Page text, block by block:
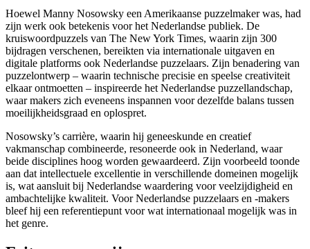
Hoewel Manny Nosowsky een Amerikaanse puzzelmaker was, had
zijn werk ook betekenis voor het Nederlandse publiek. De
kruiswoordpuzzels van The New York Times, waarin zijn 300
bijdragen verschenen, bereikten via internationale uitgaven en
digitale platforms ook Nederlandse puzzelaars. Zijn benadering van
puzzelontwerp – waarin technische precisie en speelse creativiteit
elkaar ontmoetten – inspireerde het Nederlandse puzzellandschap,
waar makers zich eveneens inspannen voor dezelfde balans tussen
moeilijkheidsgraad en oplospret.
Nosowsky’s carrière, waarin hij geneeskunde en creatief
vakmanschap combineerde, resoneerde ook in Nederland, waar
beide disciplines hoog worden gewaardeerd. Zijn voorbeeld toonde
aan dat intellectuele excellentie in verschillende domeinen mogelijk
is, wat aansluit bij Nederlandse waardering voor veelzijdigheid en
ambachtelijke kwaliteit. Voor Nederlandse puzzelaars en -makers
bleef hij een referentiepunt voor wat internationaal mogelijk was in
het genre.